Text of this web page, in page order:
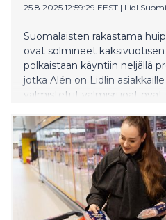
25.8.2025 12:59:29 EEST | Lidl Suomi
Suomalaisten rakastama
ovat solmineet
polkaistaan käyntiin neljällä
jotka Alén on Lidlin
valmistetut valmisruoat ovat